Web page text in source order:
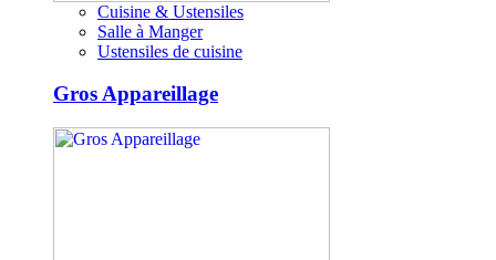
Cuisine & Ustensiles
Salle à Manger
Ustensiles de cuisine
Gros Appareillage